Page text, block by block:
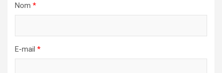
Nom *
E-mail *